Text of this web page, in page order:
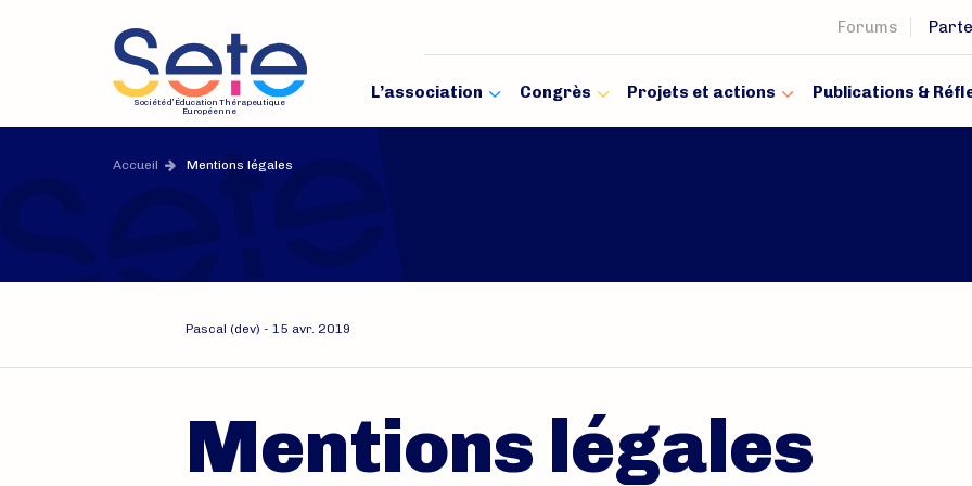
Site officiel de la Société
Société d’Éducation Thérapeutique
Européenne
Forums
L’association Congrès Projets et actions Publications &
Accueil Mentions légales
Pascal (dev) - 15 avr. 2019
Mentions légales